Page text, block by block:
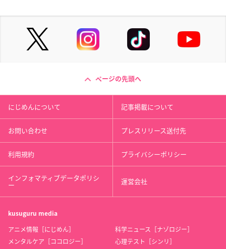
ページの先頭へ
にじめんについて 記事掲載について
お問い合わせ プレスリリース送付先
利用規約 プライバシーポリシー
インフォマティブデータポリシ
ー 運営会社
kusuguru media
アニメ情報［にじめん］
科学ニュース［ナゾロジー］
メンタルケア［ココロジー］
心理テスト［シンリ］